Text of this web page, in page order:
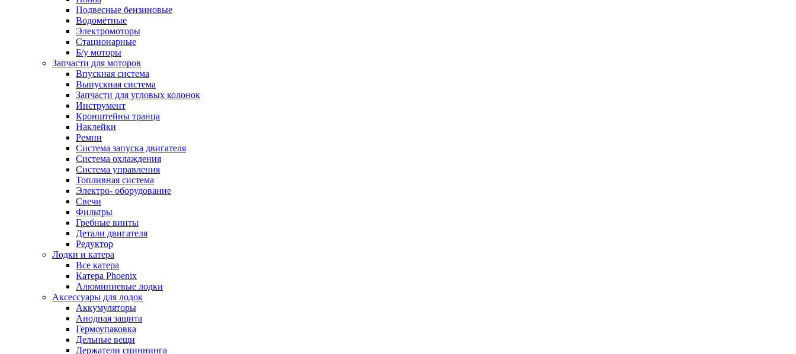
Подвесные бензиновые
Водомётные
Электромоторы
Стационарные
Б/у моторы
Запчасти для моторов
Впускная система
Выпускная система
Запчасти для угловых колонок
Инструмент
Кронштейны транца
Наклейки
Ремни
Система запуска двигателя
Система охлаждения
Система управления
Топливная система
Электро- оборудование
Свечи
Фильтры
Гребные винты
Детали двигателя
Редуктор
Лодки и катера
Все катера
Катера Phoenix
Алюминиевые лодки
Аксессуары для лодок
Аккумуляторы
Анодная защита
Гермоупаковка
Дельные вещи
Держатели спиннинга